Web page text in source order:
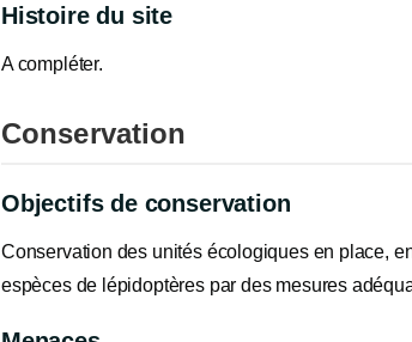
Histoire du site
A compléter.
Conservation
Objectifs de conservation
Conservation des unités écologiques en place,
espèces de lépidoptères par des mesures